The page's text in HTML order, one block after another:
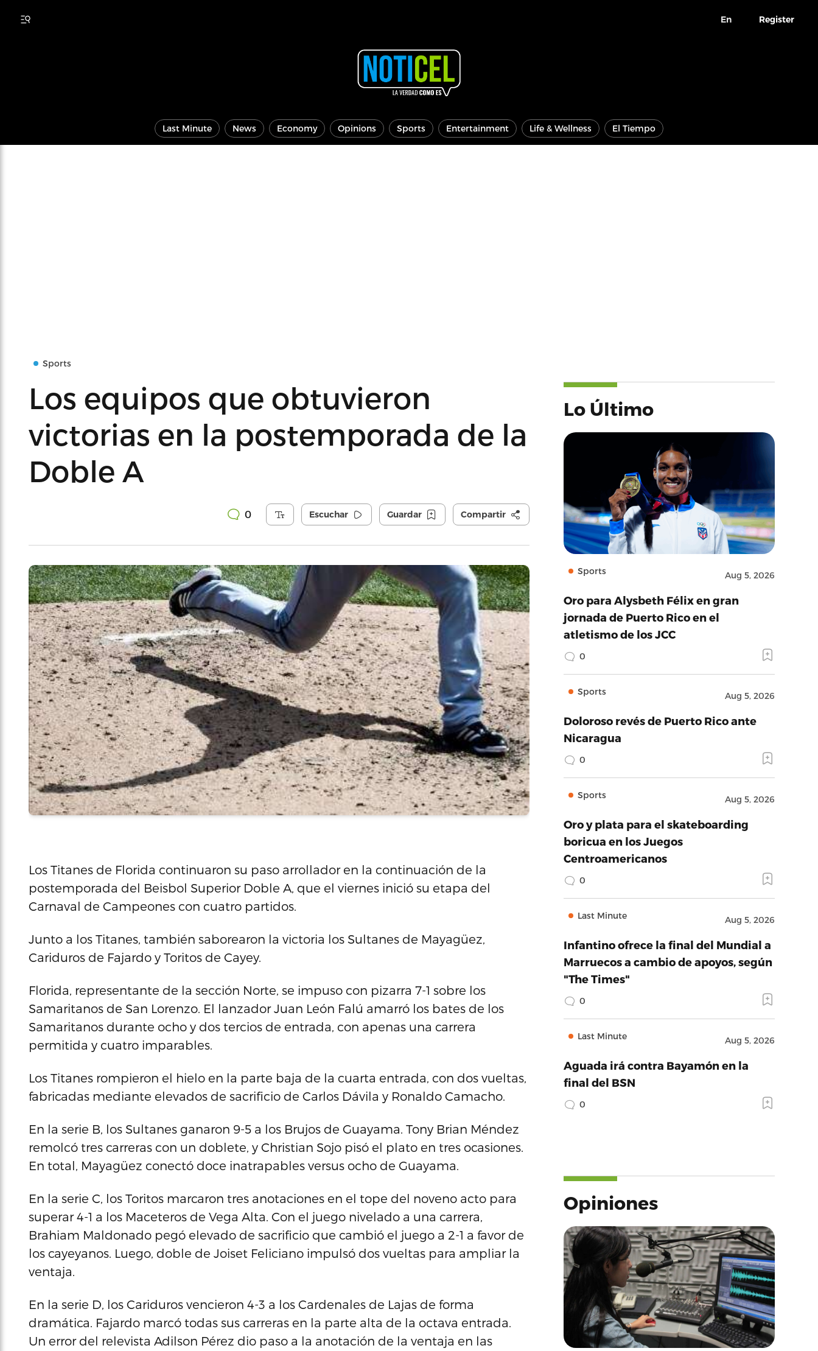
En Register
Last Minute News Economy Opinions Sports Entertainment Life & Wellness El Tiempo
Sports
Los equipos que obtuvieron
victorias en la postemporada de la
Doble A
0 Escuchar Guardar Compartir
Los Titanes de Florida continuaron su paso arrollador en la continuación de la
postemporada del Beisbol Superior Doble A, que el viernes inició su etapa del
Carnaval de Campeones con cuatro partidos.
Junto a los Titanes, también saborearon la victoria los Sultanes de Mayagüez,
Cariduros de Fajardo y Toritos de Cayey.
Florida, representante de la sección Norte, se impuso con pizarra 7-1 sobre los
Samaritanos de San Lorenzo. El lanzador Juan León Falú amarró los bates de los
Samaritanos durante ocho y dos tercios de entrada, con apenas una carrera
permitida y cuatro imparables.
Los Titanes rompieron el hielo en la parte baja de la cuarta entrada, con dos vueltas,
fabricadas mediante elevados de sacrificio de Carlos Dávila y Ronaldo Camacho.
En la serie B, los Sultanes ganaron 9-5 a los Brujos de Guayama. Tony Brian Méndez
remolcó tres carreras con un doblete, y Christian Sojo pisó el plato en tres ocasiones.
En total, Mayagüez conectó doce inatrapables versus ocho de Guayama.
En la serie C, los Toritos marcaron tres anotaciones en el tope del noveno acto para
superar 4-1 a los Maceteros de Vega Alta. Con el juego nivelado a una carrera,
Brahiam Maldonado pegó elevado de sacrificio que cambió el juego a 2-1 a favor de
los cayeyanos. Luego, doble de Joiset Feliciano impulsó dos vueltas para ampliar la
ventaja.
En la serie D, los Cariduros vencieron 4-3 a los Cardenales de Lajas de forma
dramática. Fajardo marcó todas sus carreras en la parte alta de la octava entrada.
Un error del relevista Adilson Pérez dio paso a la anotación de la ventaja en las
Lo Último
Sports Aug 5, 2026
Oro para Alysbeth Félix en gran
jornada de Puerto Rico en el
atletismo de los JCC
0
Sports Aug 5, 2026
Doloroso revés de Puerto Rico ante
Nicaragua
0
Sports Aug 5, 2026
Oro y plata para el skateboarding
boricua en los Juegos
Centroamericanos
0
Last Minute Aug 5, 2026
Infantino ofrece la final del Mundial a
Marruecos a cambio de apoyos, según
"The Times"
0
Last Minute Aug 5, 2026
Aguada irá contra Bayamón en la
final del BSN
0
Opiniones